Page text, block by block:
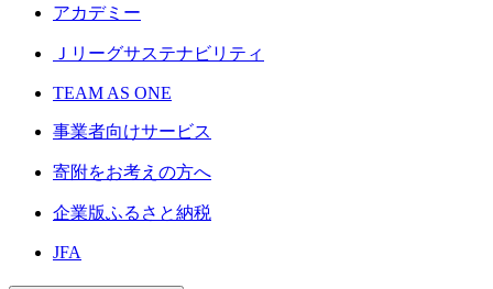
アカデミー
Ｊリーグサステナビリティ
TEAM AS ONE
事業者向けサービス
寄附をお考えの方へ
企業版ふるさと納税
JFA